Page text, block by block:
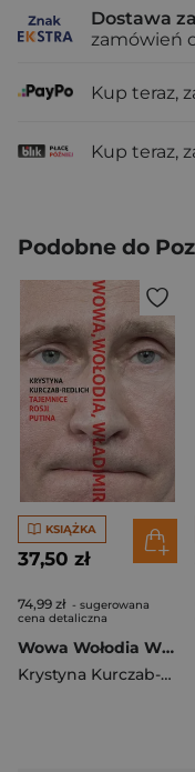
Dostawa
zamówień
Kup teraz,
Kup teraz,
Podobne do
KSIĄŻKA
37,50 zł
74,99 zł - sugerowana
cena detaliczna
Wowa Wołodia Władimir Tajemnice Rosji Putina
Krystyna Kurczab-Redlich